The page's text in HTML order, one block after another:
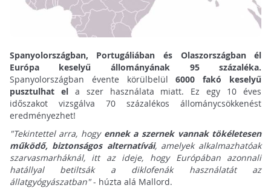
Spanyolországban, Portugáliában és Olaszországban él
Európa keselyű állományának 95 százaléka.
Spanyolországban évente körülbelül6000 fakó keselyű
pusztulhat ela szer használata miatt. Ez egy 10 éves
időszakot vizsgálva 70 százalékos állománycsökkenést
eredményezhet!
"Tekintettel arra, hogy ennek a szernek vannak tökéletesen
működő, biztonságos alternatívái, amelyek alkalmazhatóak
szarvasmarháknál, itt az ideje, hogy Európában azonnali
hatállyal betiltsák a diklofenák használatát az
állatgyógyászatban"- húzta alá Mallord.